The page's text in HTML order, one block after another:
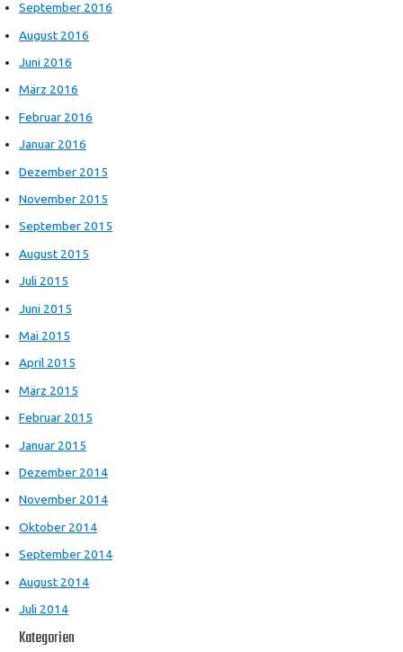
September 2016
August 2016
Juni 2016
März 2016
Februar 2016
Januar 2016
Dezember 2015
November 2015
September 2015
August 2015
Juli 2015
Juni 2015
Mai 2015
April 2015
März 2015
Februar 2015
Januar 2015
Dezember 2014
November 2014
Oktober 2014
September 2014
August 2014
Juli 2014
Kategorien